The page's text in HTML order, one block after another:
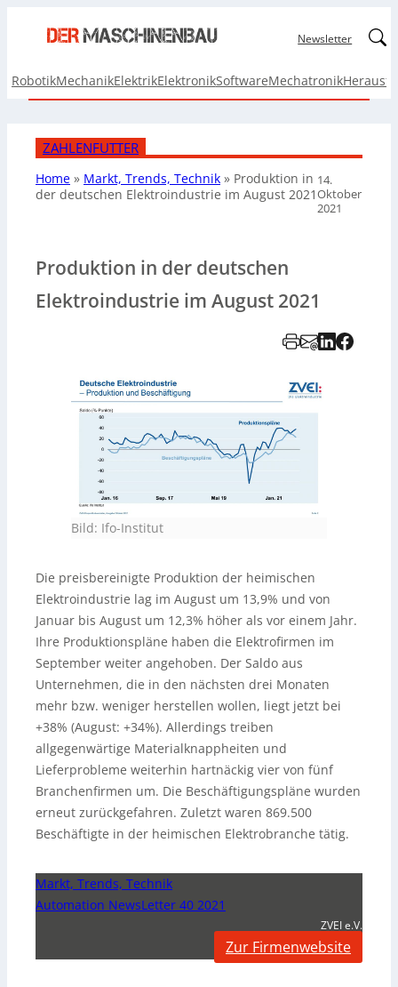
Newsletter
RobotikMechanikElektrikElektronikSoftwareMechatronik
ZAHLENFUTTER
Home » Markt, Trends, Technik » Produktion in
der deutschen Elektroindustrie im August 2021
14.
Oktober
2021
Produktion in der deutschen
Elektroindustrie im August 2021
Bild: Ifo-Institut
Die preisbereinigte Produktion der heimischen
Elektroindustrie lag im August um 13,9% und von
Januar bis August um 12,3% höher als vor einem Jahr.
Ihre Produktionspläne haben die Elektrofirmen im
September weiter angehoben. Der Saldo aus
Unternehmen, die in den nächsten drei Monaten
mehr bzw. weniger herstellen wollen, liegt jetzt bei
+38% (August: +34%). Allerdings treiben
allgegenwärtige Materialknappheiten und
Lieferprobleme weiterhin hartnäckig vier von fünf
Branchenfirmen um. Die Beschäftigungspläne wurden
erneut zurückgefahren. Zuletzt waren 869.500
Beschäftigte in der heimischen Elektrobranche tätig.
Markt, Trends, Technik
Automation NewsLetter 40 2021
ZVEI e.V.
Zur Firmenwebsite